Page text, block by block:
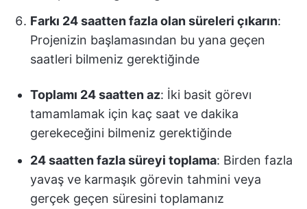
Farkı 24 saatten fazla olan süreleri çıkarın:
Projenizin başlamasından bu yana geçen
saatleri bilmeniz gerektiğinde
Toplamı 24 saatten az: İki basit görevı
tamamlamak için kaç saat ve dakika
gerekeceğini bilmeniz gerektiğinde
24 saatten fazla süreyi toplama: Birden fazla
yavaş ve karmaşık görevin tahmini veya
gerçek geçen süresini toplamanız